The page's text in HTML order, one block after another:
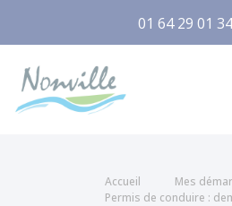
01 64 29 01 34
Accueil Mes
Permis de conduire :